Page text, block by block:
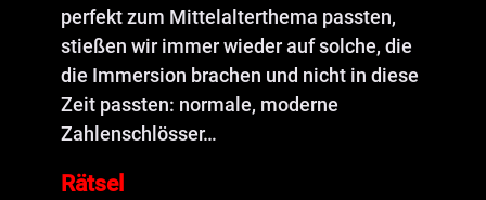
perfekt zum Mittelalterthema passten,
stießen wir immer wieder auf solche, die
die Immersion brachen und nicht in diese
Zeit passten: normale, moderne
Zahlenschlösser…
Rätsel